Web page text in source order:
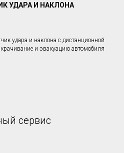
УДАРА И НАКЛОНА
удара и наклона с дистанционной
и эвакуацию автомобиля
сервис